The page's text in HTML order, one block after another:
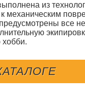
из
к механическим
все
хобби.